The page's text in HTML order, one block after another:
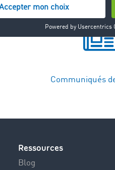
Communiqués
Ressources
Blog